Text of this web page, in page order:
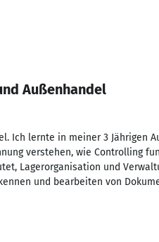
Außenhandel
Ich lernte in meiner 3 Jährigen
verstehen, wie Controlling
Lagerorganisation und
und bearbeiten von